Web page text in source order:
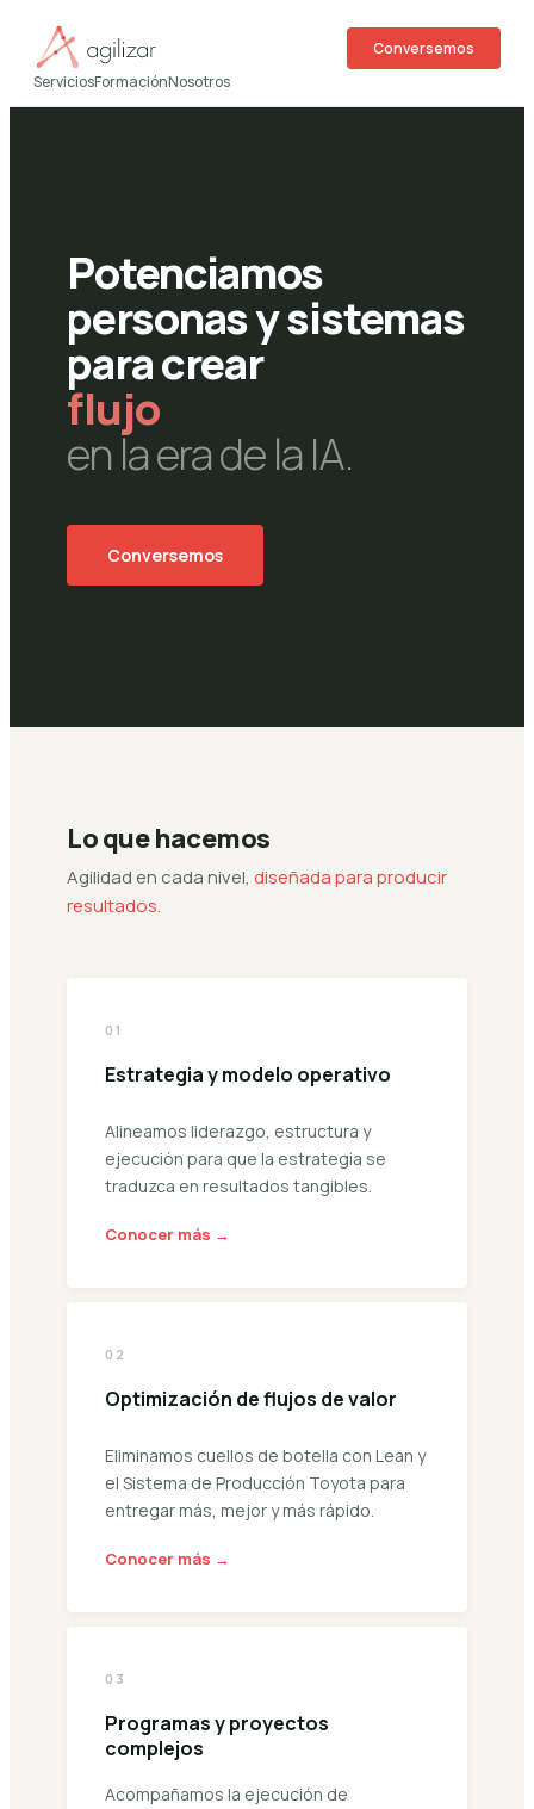
ServiciosFormaciónNosotros
Conversemos
Potenciamos
personas y sistemas
para crear
flujo
en la era de la IA.
Conversemos
Lo que hacemos
Agilidad en cada nivel, diseñada para producir
resultados.
01
Estrategia y modelo operativo
Alineamos liderazgo, estructura y
ejecución para que la estrategia se
traduzca en resultados tangibles.
Conocer más →
02
Optimización de flujos de valor
Eliminamos cuellos de botella con Lean y
el Sistema de Producción Toyota para
entregar más, mejor y más rápido.
Conocer más →
03
Programas y proyectos
complejos
Acompañamos la ejecución de